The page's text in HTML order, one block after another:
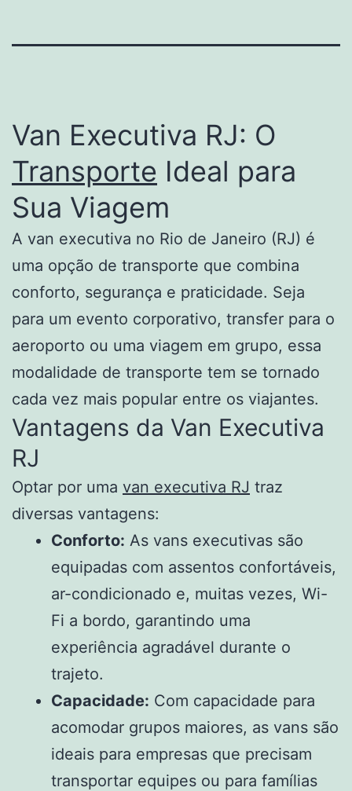
Van Executiva RJ: O
Transporte Ideal para
Sua Viagem
A van executiva no Rio de Janeiro (RJ) é
uma opção de transporte que combina
conforto, segurança e praticidade. Seja
para um evento corporativo, transfer para o
aeroporto ou uma viagem em grupo, essa
modalidade de transporte tem se tornado
cada vez mais popular entre os viajantes.
Vantagens da Van Executiva
RJ
Optar por uma van executiva RJ traz
diversas vantagens:
Conforto: As vans executivas são
equipadas com assentos confortáveis,
ar-condicionado e, muitas vezes, Wi-
Fi a bordo, garantindo uma
experiência agradável durante o
trajeto.
Capacidade: Com capacidade para
acomodar grupos maiores, as vans são
ideais para empresas que precisam
transportar equipes ou para famílias